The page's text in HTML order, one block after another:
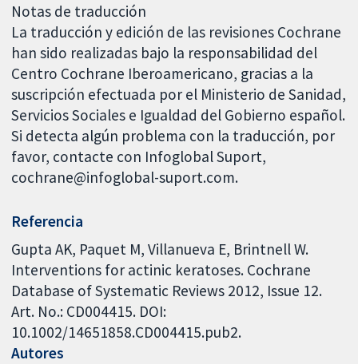
Notas de traducción
La traducción y edición de las revisiones Cochrane
han sido realizadas bajo la responsabilidad del
Centro Cochrane Iberoamericano, gracias a la
suscripción efectuada por el Ministerio de Sanidad,
Servicios Sociales e Igualdad del Gobierno español.
Si detecta algún problema con la traducción, por
favor, contacte con Infoglobal Suport,
cochrane@infoglobal-suport.com.
Referencia
Gupta AK, Paquet M, Villanueva E, Brintnell W.
Interventions for actinic keratoses. Cochrane
Database of Systematic Reviews 2012, Issue 12.
Art. No.: CD004415. DOI:
10.1002/14651858.CD004415.pub2.
Autores